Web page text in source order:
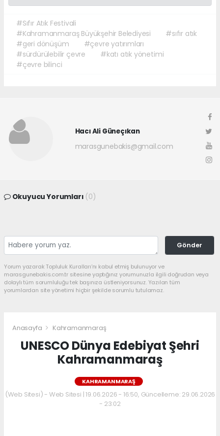
#Sıfır Atık Festivali
#Kahramanmaraş Büyükşehir Belediyesi
#sıfır atık
#geri dönüşüm
#çevre yatırımları
#sürdürülebilir çevre
#katı atık yönetimi
#çevre bilinci
Hacı Ali Güneçıkan
marasgunebakis@gmail.com
Okuyucu Yorumları (0)
Gönder
Yorum yazarak Topluluk Kuralları’nı kabul etmiş bulunuyor ve
marasgunebakis.com.tr sitesine yaptığınız yorumunuzla ilgili doğrudan veya
dolaylı tüm sorumluluğu tek başınıza üstleniyorsunuz. Yazılan tüm
yorumlardan site yönetimi hiçbir şekilde sorumlu tutulamaz.
Anasayfa Kahramanmaraş
UNESCO Dünya Edebiyat Şehri
Kahramanmaraş
KAHRAMANMARAŞ
(Web Sitesi) - Web Sitesi | 19.06.2026 - 16:50, Güncelleme: 29.06.2026
- 23:02